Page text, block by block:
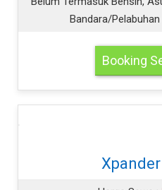
Bandara/Pelabuhan
Booking